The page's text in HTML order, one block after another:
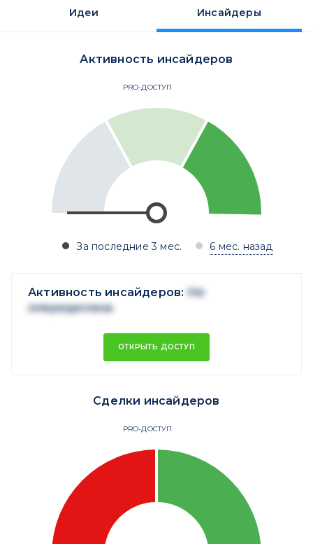
Идеи Инсайдеры
Активность инсайдеров
PRO-ДОСТУП
За последние 3 мес. 6 мес. назад
Активность инсайдеров: Не
опеределена
ОТКРЫТЬ ДОСТУП
Сделки инсайдеров
PRO-ДОСТУП